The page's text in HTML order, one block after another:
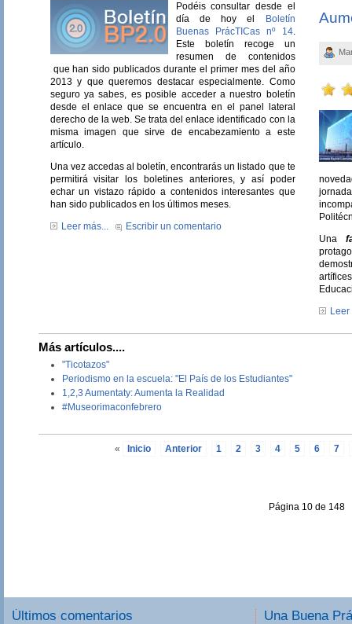
Podéis consultar desde el
día de hoy el
Boletín
Buenas PrácTICas nº 14.
Este boletín recoge un
resumen de contenidos
que han sido publicados durante el primer mes del año
2013 y que queremos destacar especialmente. Como
seguro ya sabes, es posible acceder a nuestro boletín
desde el enlace que se encuentra en el panel lateral
derecho de la web. Se trata del enlace identificado con la
misma imagen que sirve de encabezamiento a este
artículo.
Una vez accedas al boletín, encontrarás un listado que te
permitirá visitar los boletines anteriores, y así poder
echar un vistazo rápido a contenidos interesantes que
han sido publicados en los últimos meses.
Leer más...
Escribir un comentario
Una
Leer
Más artículos....
"Ticotazos"
Periodismo en la escuela: "El País de los Estudiantes"
1,2,3 Aumentaty: Aumenta la Realidad
#Museorimaconfebrero
« Inicio Anterior 1 2 3 4 5 6 7
Página 10 de 148
Últimos comentarios Una Buena